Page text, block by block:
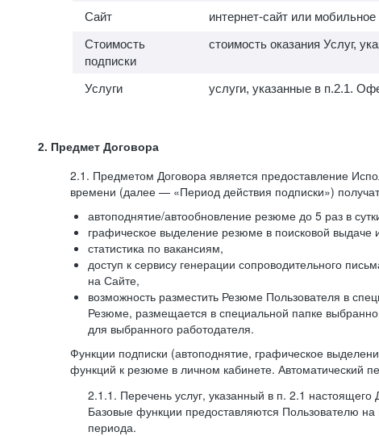
Сайт
интернет-сайт или
Стоимость
подписки
стоимость оказания Услуг,
Услуги услуги, указанные в п.2.1.
2. Предмет Договора
2.1. Предметом Договора является предоставление
времени (далее — «Период действия подписки»)
автоподнятие/автообновление резюме до 5 раз в
графическое выделение резюме в поисковой выдаче
статистика по вакансиям,
доступ к сервису генерации сопроводительного
на Сайте,
возможность разместить Резюме Пользователя в
Резюме, размещается в специальной папке
для выбранного работодателя.
Функции подписки (автоподнятие, графическое
функций к резюме в личном кабинете. Автоматический
2.1.1. Перечень услуг, указанный в п. 2.1
Базовые функции предоставляются Пользователю
периода.